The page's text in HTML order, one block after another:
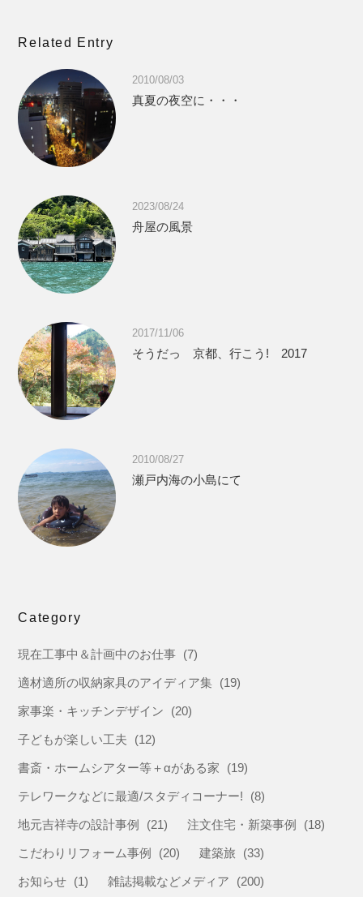
Related Entry
2010/08/03
真夏の夜空に・・・
2023/08/24
舟屋の風景
2017/11/06
そうだっ 京都、行こう! 2017
2010/08/27
瀬戸内海の小島にて
Category
現在工事中＆計画中のお仕事 (7)
適材適所の収納家具のアイディア集 (19)
家事楽・キッチンデザイン (20)
子どもが楽しい工夫 (12)
書斎・ホームシアター等＋αがある家 (19)
テレワークなどに最適/スタディコーナー! (8)
地元吉祥寺の設計事例 (21) 注文住宅・新築事例 (18)
こだわりリフォーム事例 (20) 建築旅 (33)
お知らせ (1) 雑誌掲載などメディア (200)